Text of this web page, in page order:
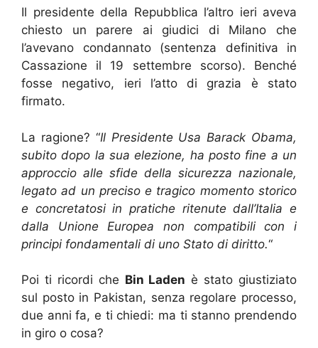
Il presidente della Repubblica l’altro ieri aveva
chiesto un parere ai giudici di Milano che
l’avevano condannato (sentenza definitiva in
Cassazione il 19 settembre scorso). Benché
fosse negativo, ieri l’atto di grazia è stato
firmato.
La ragione? “Il Presidente Usa Barack Obama,
subito dopo la sua elezione, ha posto fine a un
approccio alle sfide della sicurezza nazionale,
legato ad un preciso e tragico momento storico
e concretatosi in pratiche ritenute dall’Italia e
dalla Unione Europea non compatibili con i
principi fondamentali di uno Stato di diritto.“
Poi ti ricordi che Bin Laden è stato giustiziato
sul posto in Pakistan, senza regolare processo,
due anni fa, e ti chiedi: ma ti stanno prendendo
in giro o cosa?